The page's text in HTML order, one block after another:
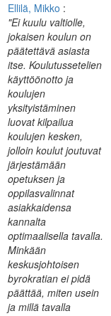
Ellilä, Mikko :
"Ei kuulu valtiolle,
jokaisen koulun on
päätettävä asiasta
itse. Koulutussetelien
käyttöönotto ja
koulujen
yksityistäminen
luovat kilpailua
koulujen kesken,
jolloin koulut joutuvat
järjestämään
opetuksen ja
oppilasvalinnat
asiakkaidensa
kannalta
optimaalisella tavalla.
Minkään
keskusjohtoisen
byrokratian ei pidä
päättää, miten usein
ja millä tavalla